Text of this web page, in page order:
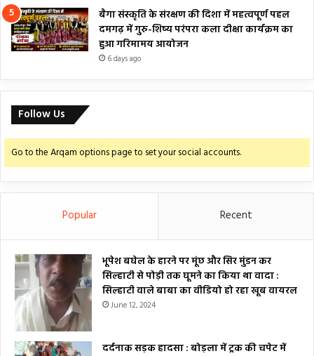
बैगा संस्कृति के संरक्षण की दिशा में महत्वपूर्ण पहल
दमगढ़ में गुरु-शिष्य परंपरा कला दीक्षा कार्यक्रम का
हुआ गरिमामय आयोजन
6 days ago
Follow Us
Go to the Arqam options page to set your social accounts.
Popular Recent
भूपेश बघेल के हारने पर मूंछ और सिर मुंडन कर
सिल्हाटी से पोड़ी तक घूमने का किया था वादा :
सिल्हाटी वाले बाबा का वीडियो हो रहा खूब वायरल
June 12, 2024
दर्दनाक सड़क हादसा : बोड़ला में ट्रक की चपेट में